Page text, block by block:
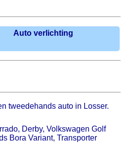
Auto verlichting
tweedehands auto in Losser.
Derby, Volkswagen Golf
Bora Variant, Transporter